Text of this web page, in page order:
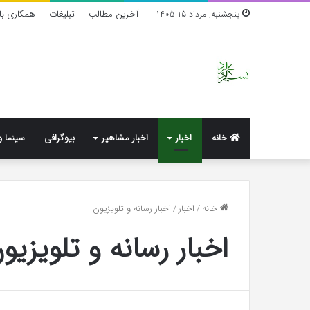
پنجشنبه, مرداد 15 1405 آخرین مطالب تبلیغات همکاری
خانه اخبار اخبار مشاهیر بیوگرافی سینما
خانه/اخبار/اخبار رسانه و تلویزیون
اخبار رسانه و
تشخیص
ویلی
چگونه
می‌شود؟